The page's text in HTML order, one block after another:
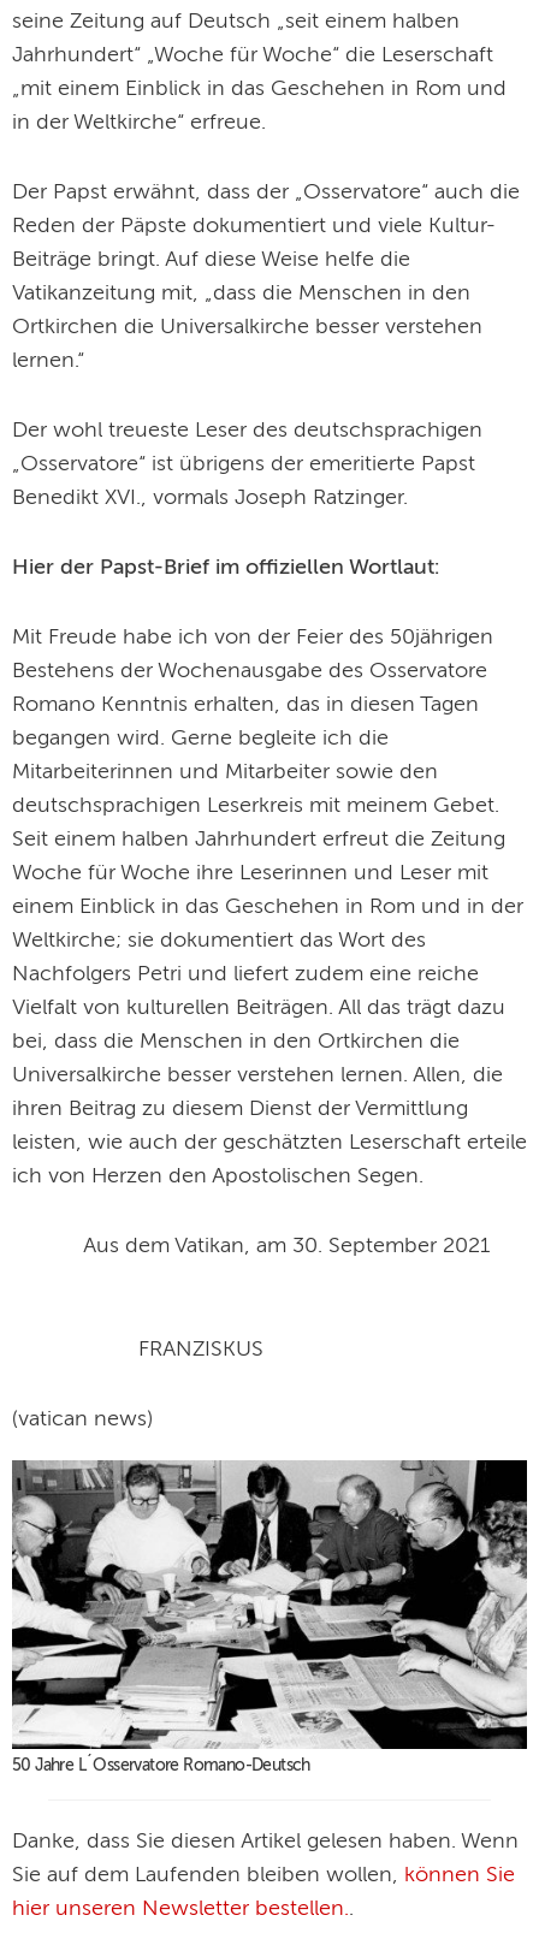
seine Zeitung auf Deutsch „seit einem halben
Jahrhundert“ „Woche für Woche“ die Leserschaft
„mit einem Einblick in das Geschehen in Rom und
in der Weltkirche“ erfreue.
Der Papst erwähnt, dass der „Osservatore“ auch die
Reden der Päpste dokumentiert und viele Kultur-
Beiträge bringt. Auf diese Weise helfe die
Vatikanzeitung mit, „dass die Menschen in den
Ortkirchen die Universalkirche besser verstehen
lernen.“
Der wohl treueste Leser des deutschsprachigen
„Osservatore“ ist übrigens der emeritierte Papst
Benedikt XVI., vormals Joseph Ratzinger.
Hier der Papst-Brief im offiziellen Wortlaut:
Mit Freude habe ich von der Feier des 50jährigen
Bestehens der Wochenausgabe des Osservatore
Romano Kenntnis erhalten, das in diesen Tagen
begangen wird. Gerne begleite ich die
Mitarbeiterinnen und Mitarbeiter sowie den
deutschsprachigen Leserkreis mit meinem Gebet.
Seit einem halben Jahrhundert erfreut die Zeitung
Woche für Woche ihre Leserinnen und Leser mit
einem Einblick in das Geschehen in Rom und in der
Weltkirche; sie dokumentiert das Wort des
Nachfolgers Petri und liefert zudem eine reiche
Vielfalt von kulturellen Beiträgen. All das trägt dazu
bei, dass die Menschen in den Ortkirchen die
Universalkirche besser verstehen lernen. Allen, die
ihren Beitrag zu diesem Dienst der Vermittlung
leisten, wie auch der geschätzten Leserschaft erteile
ich von Herzen den Apostolischen Segen.
Aus dem Vatikan, am 30. September 2021
FRANZISKUS
(vatican news)
50 Jahre L´Osservatore Romano-Deutsch
Danke, dass Sie diesen Artikel gelesen haben. Wenn
Sie auf dem Laufenden bleiben wollen, können Sie
hier unseren Newsletter bestellen..